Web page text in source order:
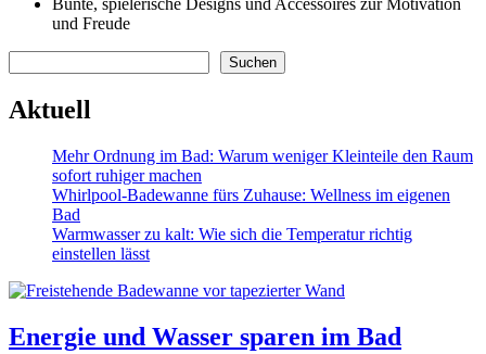
Bunte, spielerische Designs und Accessoires zur Motivation
und Freude
Suchen
Aktuell
Mehr Ordnung im Bad: Warum weniger Kleinteile den Raum
sofort ruhiger machen
Whirlpool-Badewanne fürs Zuhause: Wellness im eigenen
Bad
Warmwasser zu kalt: Wie sich die Temperatur richtig
einstellen lässt
Energie und Wasser sparen im Bad